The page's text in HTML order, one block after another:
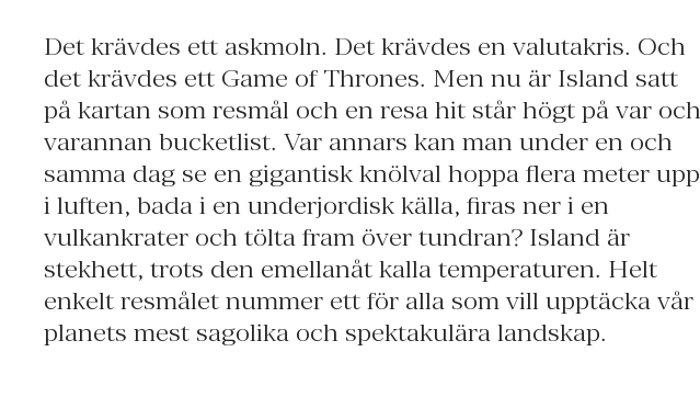
Det krävdes ett askmoln. Det krävdes en valutakris. Och
det krävdes ett Game of Thrones. Men nu är Island satt
på kartan som resmål och en resa hit står högt på var och
varannan bucketlist. Var annars kan man under en och
samma dag se en gigantisk knölval hoppa flera meter upp
i luften, bada i en underjordisk källa, firas ner i en
vulkankrater och tölta fram över tundran? Island är
stekhett, trots den emellanåt kalla temperaturen. Helt
enkelt resmålet nummer ett för alla som vill upptäcka vår
planets mest sagolika och spektakulära landskap.
Reykjavik – världens nordligaste huvudstad, imponerar,
trots sin blygsamma storlek med ett pulserande nattliv,
designbutiker och gourmetrestauranger. En liten
storstad och en perfekt början för att uppleva resten av